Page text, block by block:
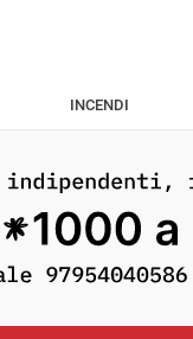
INCENDI